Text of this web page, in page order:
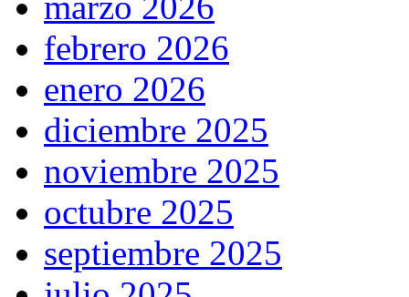
febrero 2026
enero 2026
diciembre 2025
noviembre 2025
octubre 2025
septiembre 2025